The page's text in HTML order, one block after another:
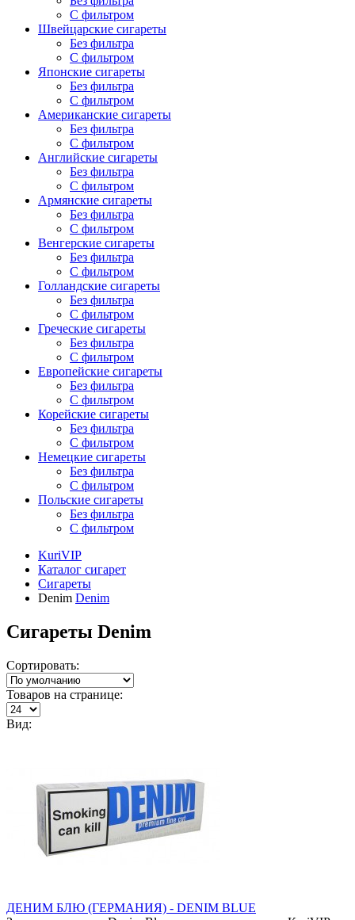
С фильтром
Швейцарские сигареты
Без фильтра
С фильтром
Японские сигареты
Без фильтра
С фильтром
Американские сигареты
Без фильтра
С фильтром
Английские сигареты
Без фильтра
С фильтром
Армянские сигареты
Без фильтра
С фильтром
Венгерские сигареты
Без фильтра
С фильтром
Голландские сигареты
Без фильтра
С фильтром
Греческие сигареты
Без фильтра
С фильтром
Европейские сигареты
Без фильтра
С фильтром
Корейские сигареты
Без фильтра
С фильтром
Немецкие сигареты
Без фильтра
С фильтром
Польские сигареты
Без фильтра
С фильтром
KuriVIP
Каталог сигарет
Сигареты
Denim Denim
Сигареты Denim
Сортировать:
Товаров на странице:
Вид:
ДЕНИМ БЛЮ (ГЕРМАНИЯ) - DENIM BLUE